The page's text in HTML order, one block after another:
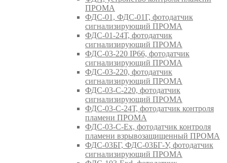
ПРОМА
ФДС-01, ФДС-01Г, фотодатчик
сигнализирующий ПРОМА
ФДС-01-24Т, фотодатчик
сигнализирующий ПРОМА
ФДС-03-220 IP66, фотодатчик
сигнализирующий ПРОМА
ФДС-03-220, фотодатчик
сигнализирующий ПРОМА
ФДС-03-С-220, фотодатчик
сигнализирующий ПРОМА
ФДС-03-С-24Т, фотодатчик контроля
пламени ПРОМА
ФДС-03-С-Ex, фотодатчик контроля
пламени взрывозащищенный ПРОМА
ФДС-03БГ, ФДС-03БГ-У, фотодатчик
сигнализирующий ПРОМА